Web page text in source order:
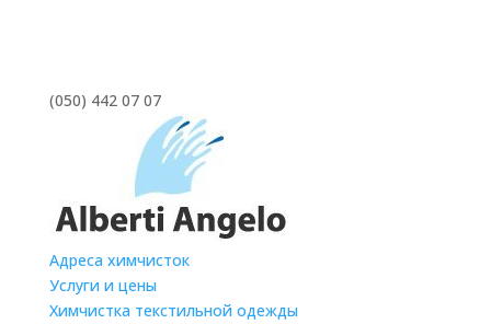
(050) 442 07 07
Адреса химчисток
Услуги и цены
Химчистка текстильной одежды